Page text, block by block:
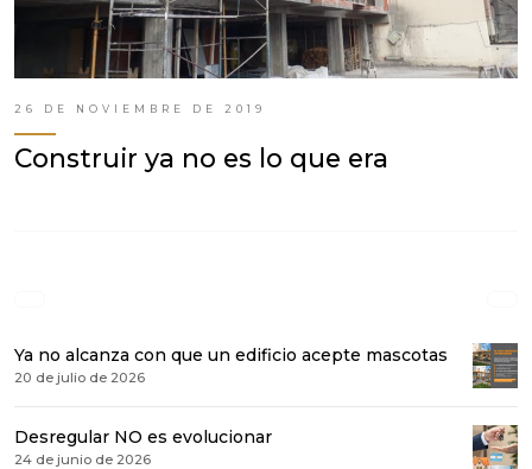
26 DE NOVIEMBRE DE 2019
Construir ya no es lo que era
Ya no alcanza con que un edificio acepte mascotas
20 de julio de 2026
Desregular NO es evolucionar
24 de junio de 2026